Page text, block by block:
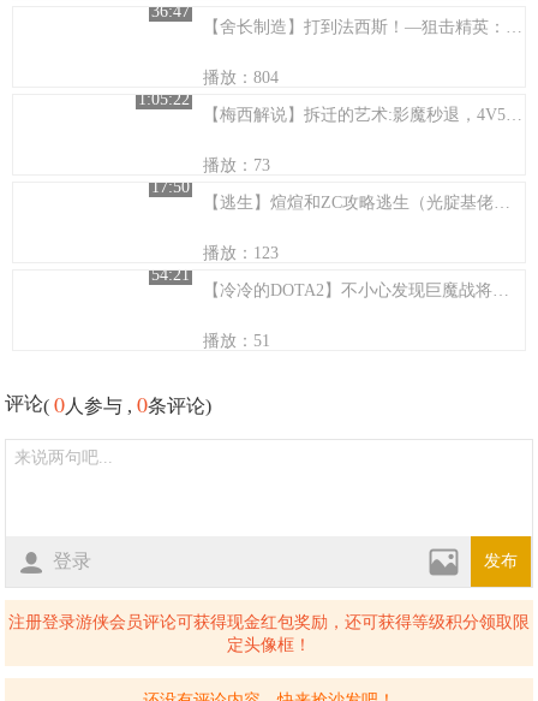
36:47
【舍长制造】打到法西斯！—狙击精英：僵尸三部曲 试玩
播放：804
1:05:22
【梅西解说】拆迁的艺术:影魔秒退，4V5激斗圣剑蚂蚁
播放：73
17:50
【逃生】煊煊和ZC攻略逃生（光腚基佬快退散）
播放：123
54:21
【冷冷的DOTA2】不小心发现巨魔战将的套路打法
播放：51
评论(0 人参与 ,0条评论)
登录 发布
注册登录游侠会员评论可获得现金红包奖励，还可获得等级积分领取限
定头像框！